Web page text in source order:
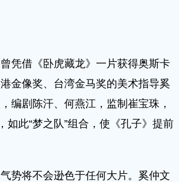
借《卧虎藏龙》一片获得奥斯卡
金像奖、台湾金马奖的美术指导奚
编剧陈汗、何燕江，监制崔宝珠，
如此“梦之队”组合，使《孔子》提前
将不会逊色于任何大片。奚仲文